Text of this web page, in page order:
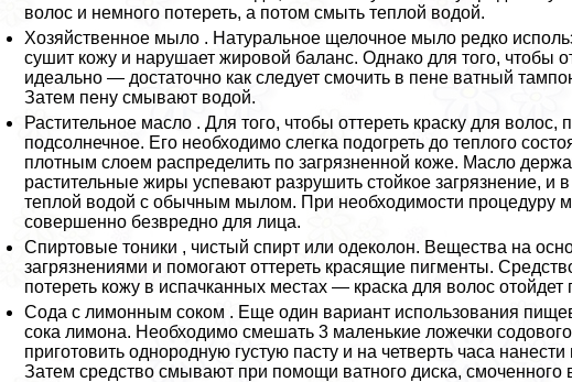
волос и немного потереть, а потом смыть теплой водой.
Хозяйственное мыло . Натуральное щелочное мыло редко
сушит кожу и нарушает жировой баланс. Однако для того, чтобы
идеально — достаточно как следует смочить в пене ватный
Затем пену смывают водой.
Растительное масло . Для того, чтобы оттереть краску для
подсолнечное. Его необходимо слегка подогреть до теплого
плотным слоем распределить по загрязненной коже. Масло
растительные жиры успевают разрушить стойкое загрязнение, и
теплой водой с обычным мылом. При необходимости процедуру
совершенно безвредно для лица.
Спиртовые тоники , чистый спирт или одеколон. Вещества на
загрязнениями и помогают оттереть красящие пигменты.
потереть кожу в испачканных местах — краска для волос отойдет
Сода с лимонным соком . Еще один вариант использования
сока лимона. Необходимо смешать 3 маленькие ложечки
приготовить однородную густую пасту и на четверть часа
Затем средство смывают при помощи ватного диска, смоченного